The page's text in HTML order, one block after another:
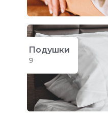
Подушки
9